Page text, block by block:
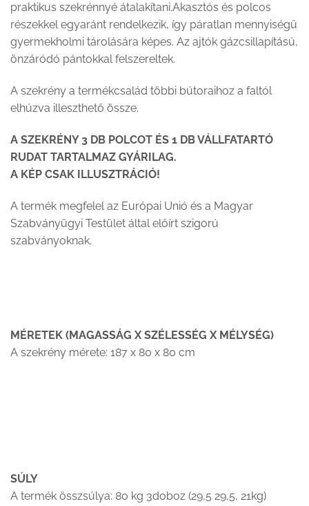
praktikus szekrénnyé átalakítani.Akasztós és polcos
részekkel egyaránt rendelkezik, így páratlan mennyiségű
gyermekholmi tárolására képes. Az ajtók gázcsillapítású,
önzáródó pántokkal felszereltek.
A szekrény a termékcsalád többi bútoraihoz a faltól
elhúzva illeszthető össze.
A SZEKRÉNY 3 DB POLCOT ÉS 1 DB VÁLLFATARTÓ
RUDAT TARTALMAZ GYÁRILAG.
A KÉP CSAK ILLUSZTRÁCIÓ!
A termék megfelel az Európai Unió és a Magyar
Szabványügyi Testület által előírt szigorú
szabványoknak.
MÉRETEK (MAGASSÁG X SZÉLESSÉG X MÉLYSÉG)
A szekrény mérete: 187 x 80 x 80 cm
SÚLY
A termék összsúlya: 80 kg 3doboz (29,5 29,5, 21kg)